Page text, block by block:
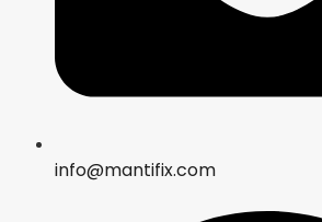
info@mantifix.com